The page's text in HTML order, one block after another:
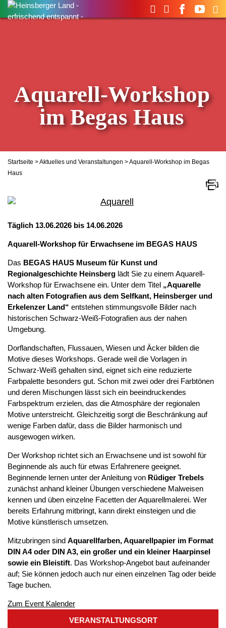
Suchen
nach:
Aquarell-Workshop
im Begas Haus
Startseite >Aktuelles und Veranstaltungen > Aquarell-Workshop im Begas
Haus
Täglich 13.06.2026 bis 14.06.2026
Aquarell-Workshop für Erwachsene im BEGAS HAUS
Das BEGAS HAUS Museum für Kunst und
Regionalgeschichte Heinsberg lädt Sie zu einem Aquarell-
Workshop für Erwachsene ein. Unter dem Titel „Aquarelle
nach alten Fotografien aus dem Selfkant, Heinsberger und
Erkelenzer Land“ entstehen stimmungsvolle Bilder nach
historischen Schwarz-Weiß-Fotografien aus der nahen
Umgebung.
Dorflandschaften, Flussauen, Wiesen und Äcker bilden die
Motive dieses Workshops. Gerade weil die Vorlagen in
Schwarz-Weiß gehalten sind, eignet sich eine reduzierte
Farbpalette besonders gut. Schon mit zwei oder drei Farbtönen
und deren Mischungen lässt sich ein beeindruckendes
Farbspektrum erzielen, das die Atmosphäre der regionalen
Motive unterstreicht. Gleichzeitig sorgt die Beschränkung auf
wenige Farben dafür, dass die Bilder harmonisch und
ausgewogen wirken.
Der Workshop richtet sich an Erwachsene und ist sowohl für
Beginnende als auch für etwas Erfahrenere geeignet.
Beginnende lernen unter der Anleitung von Rüdiger Trebels
zunächst anhand kleiner Übungen verschiedene Malweisen
kennen und üben einzelne Facetten der Aquarellmalerei. Wer
bereits Erfahrung mitbringt, kann direkt einsteigen und die
Motive künstlerisch umsetzen.
Mitzubringen sind Aquarellfarben, Aquarellpapier im Format
DIN A4 oder DIN A3, ein großer und ein kleiner Haarpinsel
sowie ein Bleistift. Das Workshop-Angebot baut aufeinander
auf; Sie können jedoch auch nur einen einzelnen Tag oder beide
Tage buchen.
Zum Event Kalender
VERANSTALTUNGSORT